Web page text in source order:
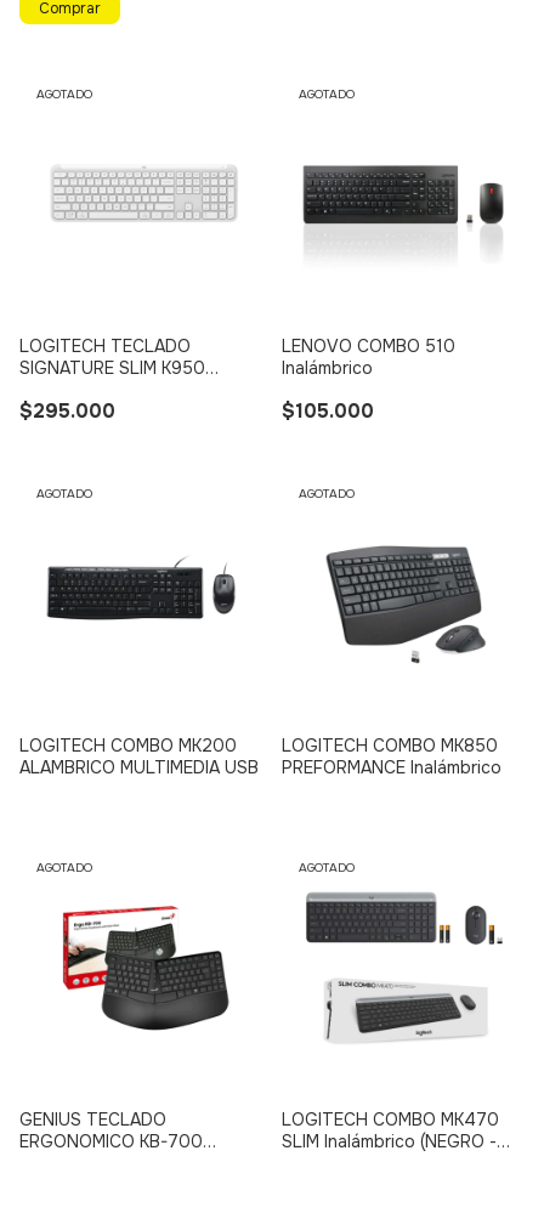
AGOTADO
LOGITECH TECLADO
SIGNATURE SLIM K950
Dispositivo (BLANCO)
$295.000
AGOTADO
LENOVO COMBO 510
Inalámbrico
$105.000
AGOTADO
LOGITECH COMBO MK200
ALAMBRICO MULTIMEDIA USB
AGOTADO
LOGITECH COMBO MK850
PREFORMANCE Inalámbrico
AGOTADO
GENIUS TECLADO
ERGONOMICO KB-700
AGOTADO
LOGITECH COMBO MK470
SLIM Inalámbrico (NEGRO -